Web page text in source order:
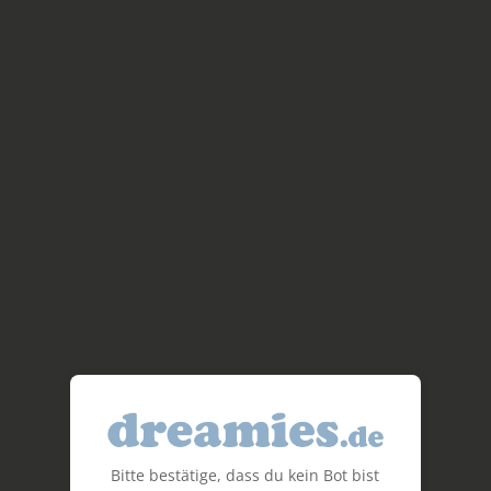
Bitte bestätige, dass du kein Bot bist